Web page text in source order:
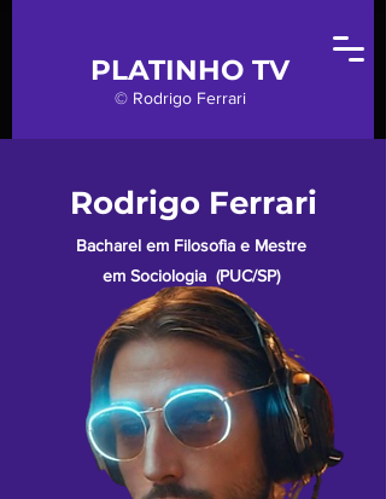
PLATINHO TV
© Rodrigo Ferrari
Rodrigo Ferrari
Bacharel em Filosofia e Mestre
em Sociologia (PUC/SP)